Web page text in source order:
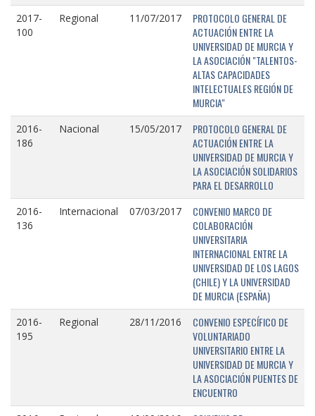
2017-
100
Regional 11/07/2017
PROTOCOLO GENERAL DE
ACTUACIÓN ENTRE LA
UNIVERSIDAD DE MURCIA Y
LA ASOCIACIÓN "TALENTOS-
ALTAS CAPACIDADES
INTELECTUALES REGIÓN DE
MURCIA"
2016-
186
Nacional 15/05/2017
PROTOCOLO GENERAL DE
ACTUACIÓN ENTRE LA
UNIVERSIDAD DE MURCIA Y
LA ASOCIACIÓN SOLIDARIOS
PARA EL DESARROLLO
2016-
136
Internacional 07/03/2017
CONVENIO MARCO DE
COLABORACIÓN
UNIVERSITARIA
INTERNACIONAL ENTRE LA
UNIVERSIDAD DE LOS LAGOS
(CHILE) Y LA UNIVERSIDAD
DE MURCIA (ESPAÑA)
2016-
195
Regional 28/11/2016
CONVENIO ESPECÍFICO DE
VOLUNTARIADO
UNIVERSITARIO ENTRE LA
UNIVERSIDAD DE MURCIA Y
LA ASOCIACIÓN PUENTES DE
ENCUENTRO